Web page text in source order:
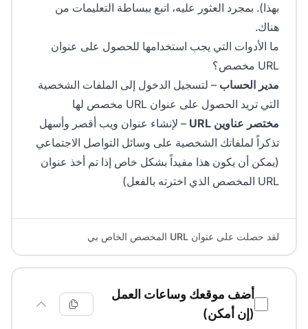
بهذا). بمجرد العثور عليه، اتبع ببساطة التعليمات من
هناك.
ما الأدوات التي يجب استخدامها للحصول على عنوان
URL مخصص؟
مدير الحساب – لتسجيل الدخول إلى الملفات الشخصية
التي تريد الحصول على عنوان URL مخصص لها
مختصر عناوين URL
– لإنشاء عنوان ويب أقصر وأسهل
تذكراً لملفاتك الشخصية على وسائل التواصل الاجتماعي
(يمكن أن يكون هذا مفيداً بشكل خاص إذا تم أخذ عنوان
URL المخصص الذي اخترته بالفعل)
لقد حصلت على عنوان URL المخصص الخاص بي
أضف موقعك وساعات العمل
(إن أمكن)